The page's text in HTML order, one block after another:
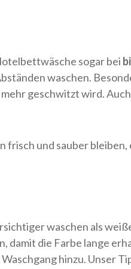
sogar bei
waschen.
geschwitzt wird.
und sauber
waschen als
die Farbe lange
hinzu. Unser